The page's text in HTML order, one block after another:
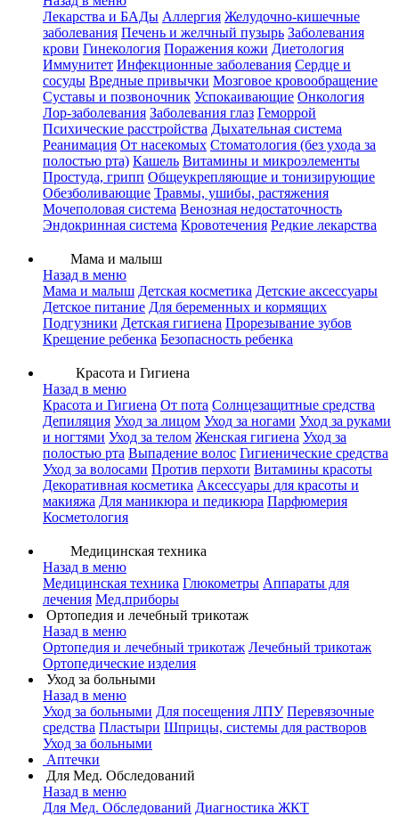
Лекарства и БАДы Аллергия Желудочно-кишечные
заболевания Печень и желчный пузырь Заболевания
крови Гинекология Поражения кожи Диетология
Иммунитет Инфекционные заболевания Сердце и
сосуды Вредные привычки Мозговое кровообращение
Суставы и позвоночник Успокаивающие Онкология
Лор-заболевания Заболевания глаз Геморрой
Психические расстройства Дыхательная система
Реанимация От насекомых Стоматология (без ухода за
полостью рта) Кашель Витамины и микроэлементы
Простуда, грипп Общеукрепляющие и тонизирующие
Обезболивающие Травмы, ушибы, растяжения
Мочеполовая система Венозная недостаточность
Эндокринная система Кровотечения Редкие лекарства
Мама и малыш
Назад в меню
Мама и малыш Детская косметика Детские аксессуары
Детское питание Для беременных и кормящих
Подгузники Детская гигиена Прорезывание зубов
Крещение ребенка Безопасность ребенка
Красота и Гигиена
Назад в меню
Красота и Гигиена От пота Солнцезащитные средства
Депиляция Уход за лицом Уход за ногами Уход за руками
и ногтями Уход за телом Женская гигиена Уход за
полостью рта Выпадение волос Гигиенические средства
Уход за волосами Против перхоти Витамины красоты
Декоративная косметика Аксессуары для красоты и
макияжа Для маникюра и педикюра Парфюмерия
Косметология
Медицинская техника
Назад в меню
Медицинская техника Глюкометры Аппараты для
лечения Мед.приборы
Ортопедия и лечебный трикотаж
Назад в меню
Ортопедия и лечебный трикотаж Лечебный трикотаж
Ортопедические изделия
Уход за больными
Назад в меню
Уход за больными Для посещения ЛПУ Перевязочные
средства Пластыри Шприцы, системы для растворов
Уход за больными
Аптечки
Для Мед. Обследований
Назад в меню
Для Мед. Обследований Диагностика ЖКТ